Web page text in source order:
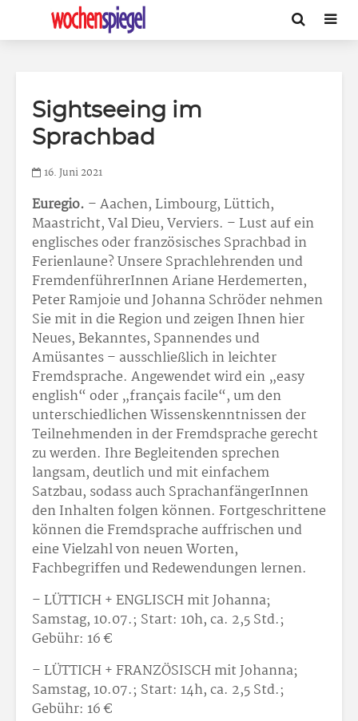
Sightseeing im
Sprachbad
16. Juni 2021
Euregio. – Aachen, Limbourg, Lüttich,
Maastricht, Val Dieu, Verviers. – Lust auf ein
englisches oder französisches Sprachbad in
Ferienlaune? Unsere Sprachlehrenden und
FremdenführerInnen Ariane Herdemerten,
Peter Ramjoie und Johanna Schröder nehmen
Sie mit in die Region und zeigen Ihnen hier
Neues, Bekanntes, Spannendes und
Amüsantes – ausschließlich in leichter
Fremdsprache. Angewendet wird ein „easy
english“ oder „français facile“, um den
unterschiedlichen Wissenskenntnissen der
Teilnehmenden in der Fremdsprache gerecht
zu werden. Ihre Begleitenden sprechen
langsam, deutlich und mit einfachem
Satzbau, sodass auch SprachanfängerInnen
den Inhalten folgen können. Fortgeschrittene
können die Fremdsprache auffrischen und
eine Vielzahl von neuen Worten,
Fachbegriffen und Redewendungen lernen.
– LÜTTICH + ENGLISCH mit Johanna;
Samstag, 10.07.; Start: 10h, ca. 2,5 Std.;
Gebühr: 16 €
– LÜTTICH + FRANZÖSISCH mit Johanna;
Samstag, 10.07.; Start: 14h, ca. 2,5 Std.;
Gebühr: 16 €